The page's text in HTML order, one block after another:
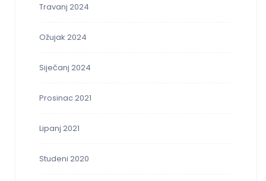
Travanj 2024
Ožujak 2024
Siječanj 2024
Prosinac 2021
Lipanj 2021
Studeni 2020